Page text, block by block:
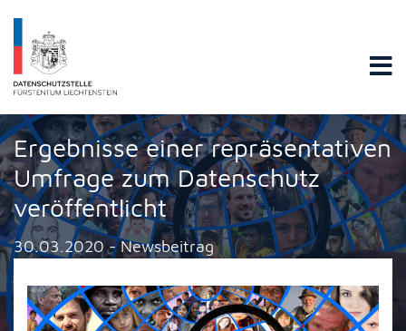
Datenschutzstelle Fürstentums Liechtenstein
Ergebnisse einer repräsentativen
Umfrage zum Datenschutz
veröffentlicht
30.03.2020 - Newsbeitrag